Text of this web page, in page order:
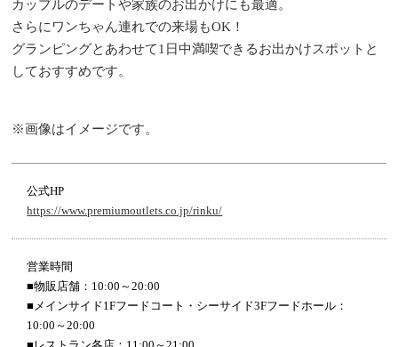
カップルのデートや家族のお出かけにも最適。
さらにワンちゃん連れでの来場もOK！
グランピングとあわせて1日中満喫できるお出かけスポットと
しておすすめです。
※画像はイメージです。
公式HP
https://www.premiumoutlets.co.jp/rinku/
営業時間
■物販店舗：10:00～20:00
■メインサイド1Fフードコート・シーサイド3Fフードホール：
10:00～20:00